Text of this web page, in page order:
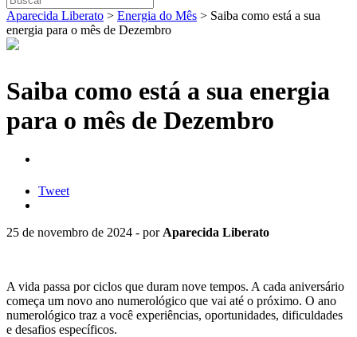
Aparecida Liberato > Energia do Mês > Saiba como está a sua
energia para o mês de Dezembro
Saiba como está a sua energia
para o mês de Dezembro
Tweet
25 de novembro de 2024 - por Aparecida Liberato
A vida passa por ciclos que duram nove tempos. A cada aniversário
começa um novo ano numerológico que vai até o próximo. O ano
numerológico traz a você experiências, oportunidades, dificuldades
e desafios específicos.